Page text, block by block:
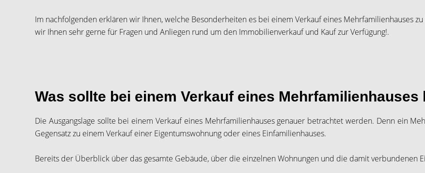
Im nachfolgenden erklären wir Ihnen, welche Besonderheiten es bei einem Verkauf eines Mehrfamilienhauses
wir Ihnen sehr gerne für Fragen und Anliegen rund um den Immobilienverkauf und Kauf zur Verfügung!.
Was sollte bei einem Verkauf eines Mehrfamilienhauses
Die Ausgangslage sollte bei einem Verkauf eines Mehrfamilienhauses genauer betrachtet werden. Denn ein
Gegensatz zu einem Verkauf einer Eigentumswohnung oder eines Einfamilienhauses.
Bereits der Überblick über das gesamte Gebäude, über die einzelnen Wohnungen und die damit verbundenen